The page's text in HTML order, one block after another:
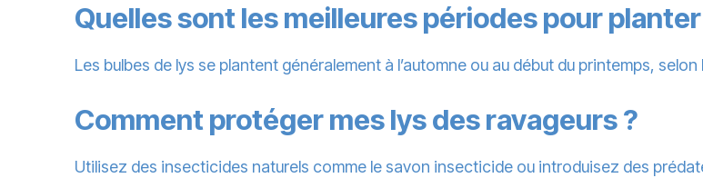
Quelles sont les meilleures périodes pour
Les bulbes de lys se plantent généralement à l’automne ou au début du printemps, selon
Comment protéger mes lys des ravageurs ?
Utilisez des insecticides naturels comme le savon insecticide ou introduisez des